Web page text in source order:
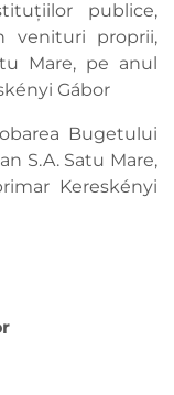
publice,
venituri proprii,
Mare, pe anul
Gábor
Bugetului
S.A. Satu Mare,
Kereskényi